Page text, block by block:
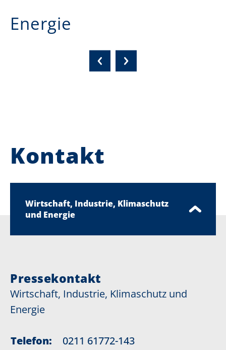
Energie
Kontakt
Wirtschaft, Industrie, Klimaschutz
und Energie
Pressekontakt
Wirtschaft, Industrie, Klimaschutz und
Energie
Telefon:
0211 61772-143